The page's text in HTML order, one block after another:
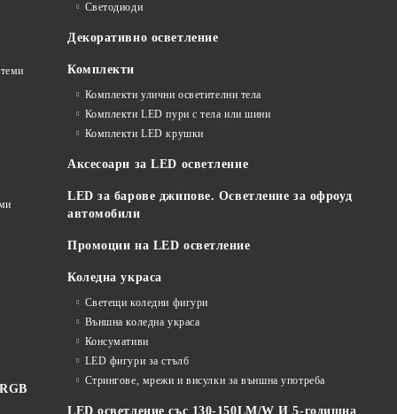
Светодиоди
Декоративно осветление
Комплекти
Комплекти улични осветителни тела
Комплекти LED пури с тела или шини
Комплекти LED крушки
Аксесоари за LED осветление
LED за барове джипове. Осветление за офроуд
автомобили
Промоции на LED осветление
Коледна украса
Светещи коледни фигури
Външна коледна украса
Консумативи
LED фигури за стълб
Стрингове, мрежи и висулки за външна употреба
LED осветление със 130-150LM/W И 5-годишна